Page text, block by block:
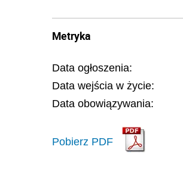
Metryka
Data ogłoszenia:
Data wejścia w życie:
Data obowiązywania:
Pobierz PDF